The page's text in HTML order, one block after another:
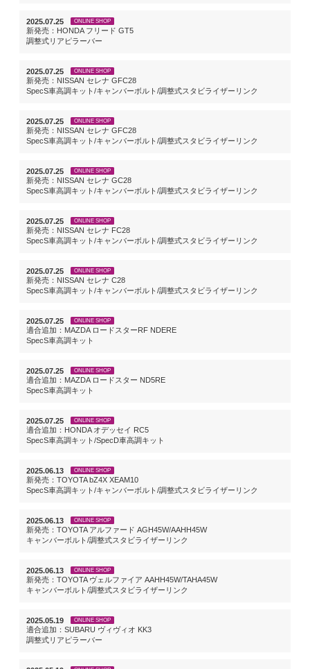
2025.07.25 ONLINE SHOP
新発売：HONDA フリード GT5
調整式リアピラーバー
2025.07.25 ONLINE SHOP
新発売：NISSAN セレナ GFC28
SpecS車高調キット/キャンバーボルト/調整式スタビライザーリンク
2025.07.25 ONLINE SHOP
新発売：NISSAN セレナ GFC28
SpecS車高調キット/キャンバーボルト/調整式スタビライザーリンク
2025.07.25 ONLINE SHOP
新発売：NISSAN セレナ GC28
SpecS車高調キット/キャンバーボルト/調整式スタビライザーリンク
2025.07.25 ONLINE SHOP
新発売：NISSAN セレナ FC28
SpecS車高調キット/キャンバーボルト/調整式スタビライザーリンク
2025.07.25 ONLINE SHOP
新発売：NISSAN セレナ C28
SpecS車高調キット/キャンバーボルト/調整式スタビライザーリンク
2025.07.25 ONLINE SHOP
適合追加：MAZDA ロードスターRF NDERE
SpecS車高調キット
2025.07.25 ONLINE SHOP
適合追加：MAZDA ロードスター ND5RE
SpecS車高調キット
2025.07.25 ONLINE SHOP
適合追加：HONDA オデッセイ RC5
SpecS車高調キット/SpecD車高調キット
2025.06.13 ONLINE SHOP
新発売：TOYOTA bZ4X XEAM10
SpecS車高調キット/キャンバーボルト/調整式スタビライザーリンク
2025.06.13 ONLINE SHOP
新発売：TOYOTA アルファード AGH45W/AAHH45W
キャンバーボルト/調整式スタビライザーリンク
2025.06.13 ONLINE SHOP
新発売：TOYOTA ヴェルファイア AAHH45W/TAHA45W
キャンバーボルト/調整式スタビライザーリンク
2025.05.19 ONLINE SHOP
適合追加：SUBARU ヴィヴィオ KK3
調整式リアピラーバー